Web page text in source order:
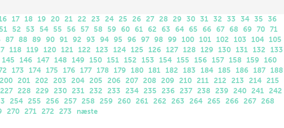
17 18 19 20 21 22 23 24 25 26 27 28 29 30 31 32 33 34 35
36
51 52 53 54 55 56 57 58 59 60 61 62 63 64 65 66 67 68 69 70 71
87 88 89 90 91 92 93 94 95 96 97 98 99 100 101 102 103 104 105
118 119 120 121 122 123 124 125 126 127 128 129 130 131 132
133
145 146 147 148 149 150 151 152 153 154 155 156 157 158 159 160
173 174 175 176 177 178 179 180 181 182 183 184 185 186 187 188
200 201 202 203 204 205 206 207 208 209 210 211 212 213 214 215
227 228 229 230 231 232 233 234 235 236 237 238 239 240 241 242
254 255 256 257 258 259 260 261 262 263 264 265 266 267 268
270 271 272 273 næste